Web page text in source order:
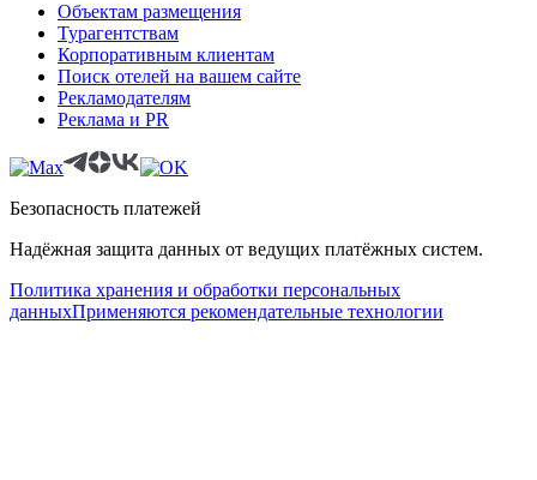
Объектам размещения
Турагентствам
Корпоративным клиентам
Поиск отелей на вашем сайте
Рекламодателям
Реклама и PR
Безопасность платежей
Надёжная защита данных от ведущих платёжных систем.
Политика хранения и обработки персональных
данныхПрименяются рекомендательные технологии